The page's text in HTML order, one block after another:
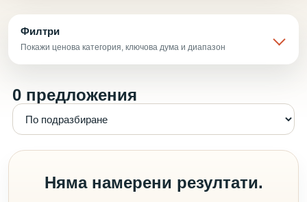
Филтри
Покажи ценова категория, ключова дума и диапазон
0 предложения
Няма намерени резултати.